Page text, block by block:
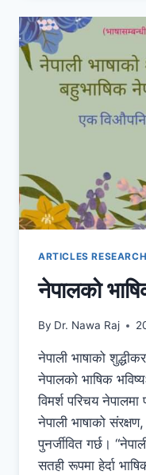
र
यसका
जराहरू
ARTICLES RESEARCH
नेपालको
By Dr. Nawa Raj
नेपाली भाषाको
नेपालको भाषिक
विमर्श परिचय
नेपाली भाषाको
पुनर्जीवित गर्छ।
सतही रूपमा हेर्दा